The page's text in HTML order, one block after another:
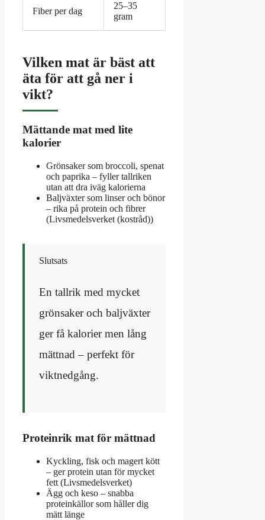
Fiber per dag
25–35
gram
Vilken mat är bäst att
äta för att gå ner i
vikt?
Mättande mat med lite
kalorier
Grönsaker som broccoli, spenat
och paprika – fyller tallriken
utan att dra iväg kalorierna
Baljväxter som linser och bönor
– rika på protein och fibrer
(Livsmedelsverket (kostråd))
Slutsats
En tallrik med mycket
grönsaker och baljväxter
ger få kalorier men lång
mättnad – perfekt för
viktnedgång.
Proteinrik mat för mättnad
Kyckling, fisk och magert kött
– ger protein utan för mycket
fett (Livsmedelsverket)
Ägg och keso – snabba
proteinkällor som håller dig
mätt länge